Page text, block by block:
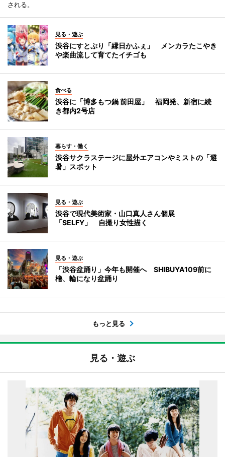
される。
見る・遊ぶ
渋谷にすとぷり「縁日かふぇ」 メンカラたこやき
や楽曲流して育てたイチゴも
食べる
渋谷に「博多もつ鍋 前田屋」 福岡発、新宿に続
き都内2号店
暮らす・働く
渋谷サクラステージに屋外エアコンやミストの「避
暑」スポット
見る・遊ぶ
渋谷で現代美術家・山口真人さん個展
「SELFY」 自撮り女性描く
見る・遊ぶ
「渋谷盆踊り」今年も開催へ SHIBUYA109前に
櫓、輪になり盆踊り
もっと見る
見る・遊ぶ